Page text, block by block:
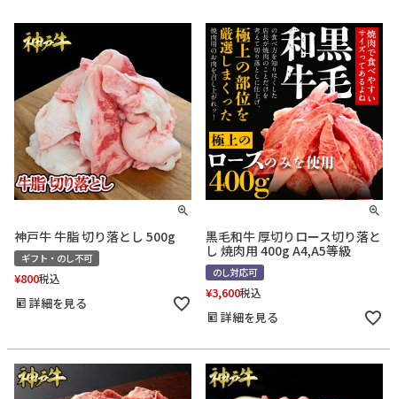
神戸牛 牛脂 切り落とし 500g
ギフト・のし不可
¥800税込
詳細を見る
黒毛和牛 厚切りロース切り落と
し 焼肉用 400g A4,A5等級
のし対応可
¥3,600税込
詳細を見る